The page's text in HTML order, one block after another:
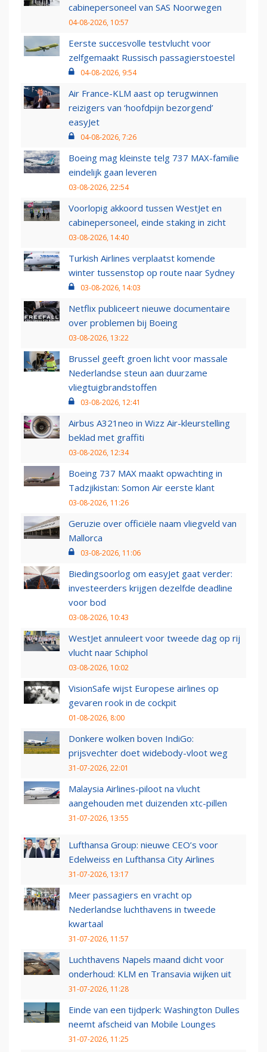
cabinepersoneel van SAS Noorwegen
04-08-2026, 10:57
Eerste succesvolle testvlucht voor
zelfgemaakt Russisch passagierstoestel
04-08-2026, 9:54
Air France-KLM aast op terugwinnen
reizigers van ‘hoofdpijn bezorgend’
easyJet
04-08-2026, 7:26
Boeing mag kleinste telg 737 MAX-familie
eindelijk gaan leveren
03-08-2026, 22:54
Voorlopig akkoord tussen WestJet en
cabinepersoneel, einde staking in zicht
03-08-2026, 14:40
Turkish Airlines verplaatst komende
winter tussenstop op route naar Sydney
03-08-2026, 14:03
Netflix publiceert nieuwe documentaire
over problemen bij Boeing
03-08-2026, 13:22
Brussel geeft groen licht voor massale
Nederlandse steun aan duurzame
vliegtuigbrandstoffen
03-08-2026, 12:41
Airbus A321neo in Wizz Air-kleurstelling
beklad met graffiti
03-08-2026, 12:34
Boeing 737 MAX maakt opwachting in
Tadzjikistan: Somon Air eerste klant
03-08-2026, 11:26
Geruzie over officiële naam vliegveld van
Mallorca
03-08-2026, 11:06
Biedingsoorlog om easyJet gaat verder:
investeerders krijgen dezelfde deadline
voor bod
03-08-2026, 10:43
WestJet annuleert voor tweede dag op rij
vlucht naar Schiphol
03-08-2026, 10:02
VisionSafe wijst Europese airlines op
gevaren rook in de cockpit
01-08-2026, 8:00
Donkere wolken boven IndiGo:
prijsvechter doet widebody-vloot weg
31-07-2026, 22:01
Malaysia Airlines-piloot na vlucht
aangehouden met duizenden xtc-pillen
31-07-2026, 13:55
Lufthansa Group: nieuwe CEO’s voor
Edelweiss en Lufthansa City Airlines
31-07-2026, 13:17
Meer passagiers en vracht op
Nederlandse luchthavens in tweede
kwartaal
31-07-2026, 11:57
Luchthavens Napels maand dicht voor
onderhoud: KLM en Transavia wijken uit
31-07-2026, 11:28
Einde van een tijdperk: Washington Dulles
neemt afscheid van Mobile Lounges
31-07-2026, 11:25